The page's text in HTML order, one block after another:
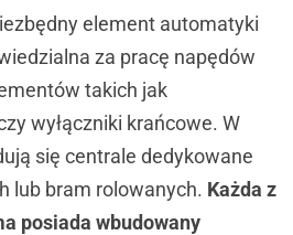
element automatyki
za pracę napędów
takich jak
wyłączniki krańcowe. W
się centrale dedykowane
lub bram rolowanych. Każda z
posiada wbudowany